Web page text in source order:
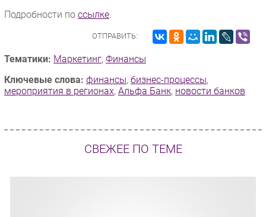
Outsourcing
Регулирование
Web
Подробности по ссылке.
ОТПРАВИТЬ:
Тематики: Маркетинг, Финансы
Ключевые слова: финансы, бизнес-процессы,
мероприятия в регионах, Альфа Банк, новости банков
СВЕЖЕЕ ПО ТЕМЕ